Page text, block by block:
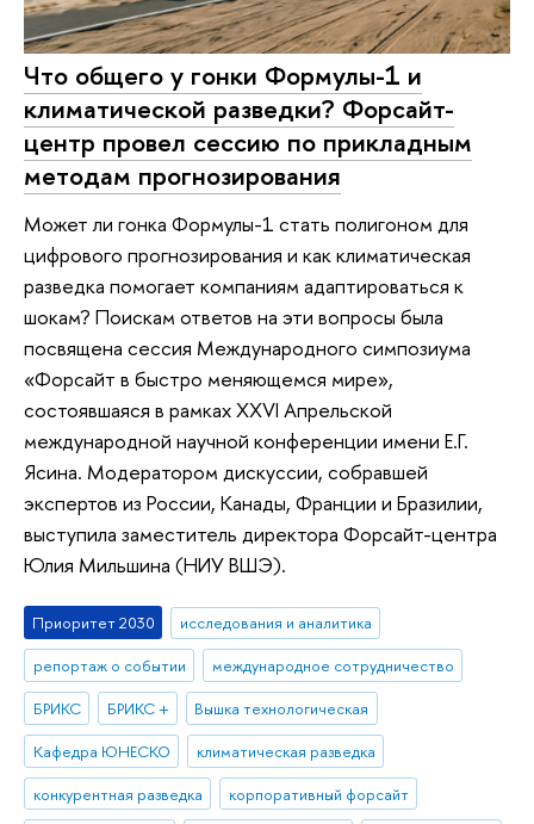
Что общего у гонки Формулы-1 и
климатической разведки? Форсайт-
центр провел сессию по прикладным
методам прогнозирования
Может ли гонка Формулы-1 стать полигоном для
цифрового прогнозирования и как климатическая
разведка помогает компаниям адаптироваться к
шокам? Поискам ответов на эти вопросы была
посвящена сессия Международного симпозиума
«Форсайт в быстро меняющемся мире»,
состоявшаяся в рамках XXVI Апрельской
международной научной конференции имени Е.Г.
Ясина. Модератором дискуссии, собравшей
экспертов из России, Канады, Франции и Бразилии,
выступила заместитель директора Форсайт-центра
Юлия Мильшина (НИУ ВШЭ).
Приоритет 2030
исследования и аналитика
репортаж о событии
международное сотрудничество
БРИКС
БРИКС +
Вышка технологическая
Кафедра ЮНЕСКО
климатическая разведка
конкурентная разведка
корпоративный форсайт